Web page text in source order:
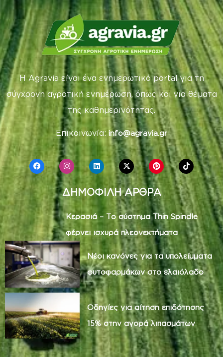
Η Agravia είναι ένα ενημερωτικό portal για τη
σύγχρονη αγροτική ενημέρωση, όπως και για θέματα
της καθημερινότητας.
Επικοινωνία: info@agravia.gr
ΔΗΜΟΦΙΛΗ ΑΡΘΡΑ
Κερασιά – Το σύστημα Thin Spindle
φέρνει ισχυρά πλεονεκτήματα
Νέοι κανόνες για τα υπολείμματα
φυτοφαρμάκων στο ελαιόλαδο
Οδηγίες για αίτηση επιδότησης
15% στην αγορά λιπασμάτων